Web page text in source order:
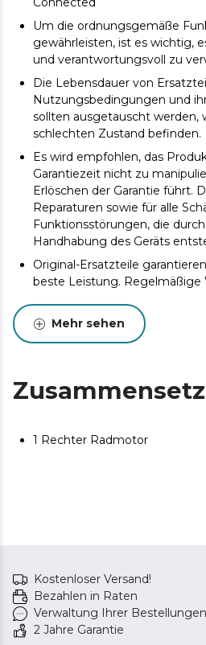
Um die ordnungsgemäße
gewährleisten, ist es wichtig,
und verantwortungsvoll zu
Die Lebensdauer von
Nutzungsbedingungen und
sollten ausgetauscht werden,
schlechten Zustand befinden.
Es wird empfohlen, das
Garantiezeit nicht zu
Erlöschen der Garantie führt.
Reparaturen sowie für alle
Funktionsstörungen, die
Handhabung des Geräts
Original-Ersatzteile
beste Leistung. Regelmäßige
verlängern.
Mehr sehen
1 Rechter Radmotor
Kostenloser Versand!
Bezahlen in Raten
Verwaltung Ihrer
2 Jahre Garantie